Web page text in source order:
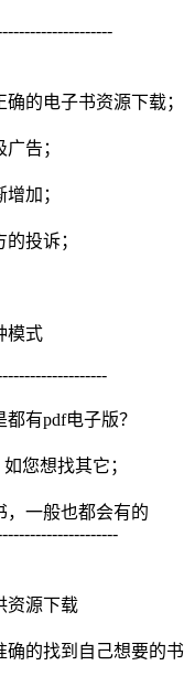
的电子书资源下载；
告；
加；
投诉；
模式
有pdf电子版？
您想找其它；
，一般也都会有的
资源下载
确的找到自己想要的书